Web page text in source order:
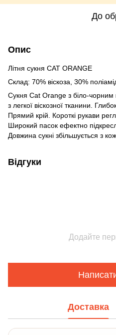
До
Опис
Літня сукня CAT ORANGE
Склад: 70% віскоза, 30%
Сукня Cat Orange з біло-чорним
з легкої віскозної тканини.
Прямий крій. Короткі рукави
Широкий пасок ефектно
Довжина сукні збільшується з
Відгуки
Додайте
Доставка